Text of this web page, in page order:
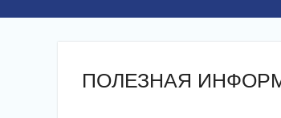
ПОЛЕЗНАЯ